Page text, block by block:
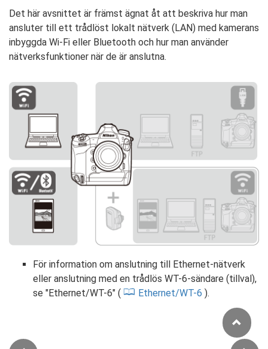
Det här avsnittet är främst ägnat åt att beskriva hur man
ansluter till ett trådlöst lokalt nätverk (LAN) med kamerans
inbyggda Wi-Fi eller Bluetooth och hur man använder
nätverksfunktioner när de är anslutna.
För information om anslutning till Ethernet-nätverk
eller anslutning med en trådlös WT-6-sändare (tillval),
se "Ethernet/WT-6" (
Ethernet/WT-6 ).